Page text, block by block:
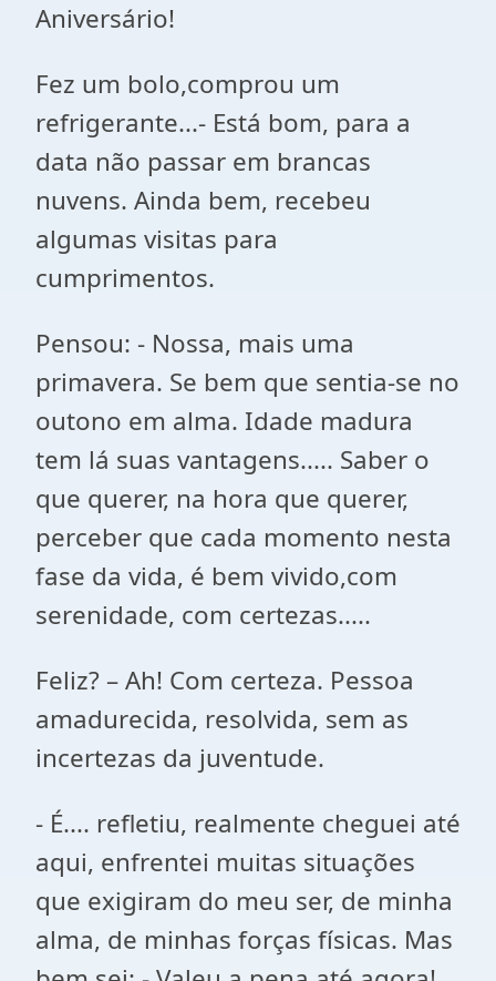
Aniversário!
Fez um bolo,comprou um
refrigerante...- Está bom, para a
data não passar em brancas
nuvens. Ainda bem, recebeu
algumas visitas para
cumprimentos.
Pensou: - Nossa, mais uma
primavera. Se bem que sentia-se no
outono em alma. Idade madura
tem lá suas vantagens..... Saber o
que querer, na hora que querer,
perceber que cada momento nesta
fase da vida, é bem vivido,com
serenidade, com certezas.....
Feliz? – Ah! Com certeza. Pessoa
amadurecida, resolvida, sem as
incertezas da juventude.
- É.... refletiu, realmente cheguei até
aqui, enfrentei muitas situações
que exigiram do meu ser, de minha
alma, de minhas forças físicas. Mas